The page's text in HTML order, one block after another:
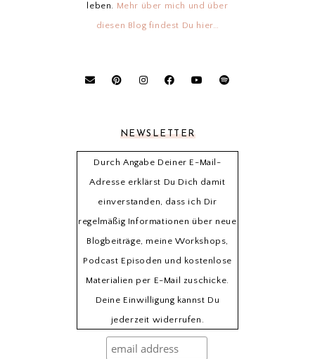
leben. Mehr über mich und über
diesen Blog findest Du hier…
NEWSLETTER
Durch Angabe Deiner E-Mail-
Adresse erklärst Du Dich damit
einverstanden, dass ich Dir
regelmäßig Informationen über neue
Blogbeiträge, meine Workshops,
Podcast Episoden und kostenlose
Materialien per E-Mail zuschicke.
Deine Einwilligung kannst Du
jederzeit widerrufen.